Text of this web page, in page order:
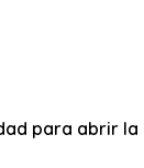
para abrir la